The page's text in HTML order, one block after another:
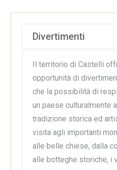
Divertimenti
Il territorio di Castelli
opportunità di
che la possibilità di
un paese culturalmente
tradizione storica ed
visita agli importanti
alle belle chiese, dalla
alle botteghe storiche, i